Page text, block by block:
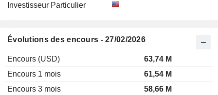
Investisseur Particulier
Évolutions des encours - 27/02/2026
Encours (USD)
63,74 M
Encours 1 mois
61,54 M
Encours 3 mois
58,66 M